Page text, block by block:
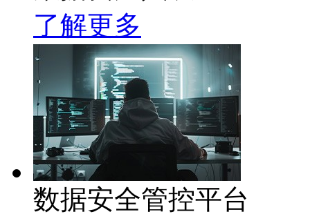
了解更多
数据安全管控平台